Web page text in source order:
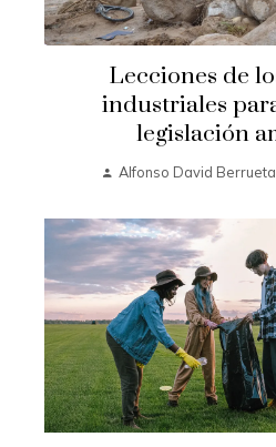
Lecciones de
industriales
legislación
Alfonso David Berrueta